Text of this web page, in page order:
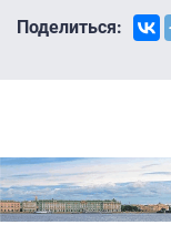
Поделиться: